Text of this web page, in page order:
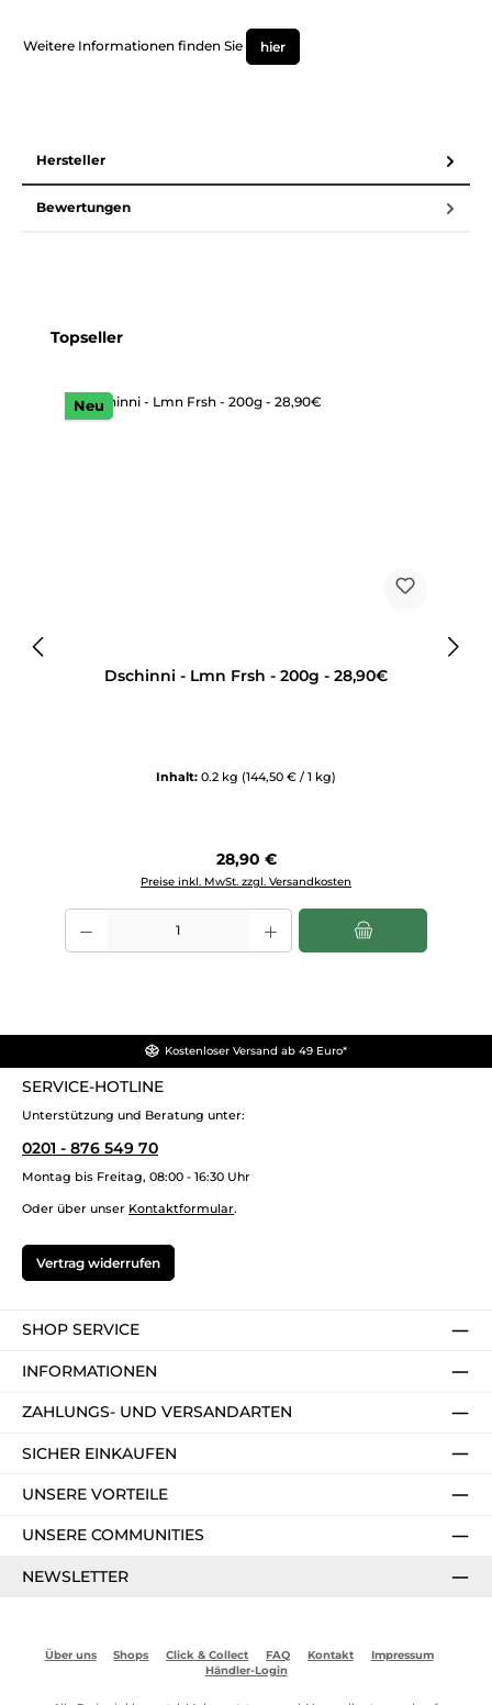
Weitere Informationen finden Sie hier
Hersteller
Bewertungen
Produktgalerie überspringen
Topseller
Neu
Dschinni - Lmn Frsh - 200g - 28,90€
Inhalt: 0.2 kg (144,50 € / 1 kg)
Regulärer Preis:
28,90 €
Preise inkl. MwSt. zzgl. Versandkosten
Produkt Anzahl: Gib den gewünschten Wert ein oder benutze die
Kostenloser Versand ab 49 Euro*
SERVICE-HOTLINE
Unterstützung und Beratung unter:
0201 - 876 549 70
Montag bis Freitag, 08:00 - 16:30 Uhr
Oder über unser Kontaktformular.
Vertrag widerrufen
SHOP SERVICE
INFORMATIONEN
ZAHLUNGS- UND VERSANDARTEN
SICHER EINKAUFEN
UNSERE VORTEILE
UNSERE COMMUNITIES
NEWSLETTER
Über uns Shops Click & Collect FAQ Kontakt
Impressum
Händler-Login